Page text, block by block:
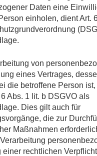
Daten eine
einholen, dient Art.
von
eines Vertrages,
die betroffene Person
Abs. 1 lit. b DSGVO als
Dies gilt auch für
die zur
Maßnahmen
einer rechtlichen